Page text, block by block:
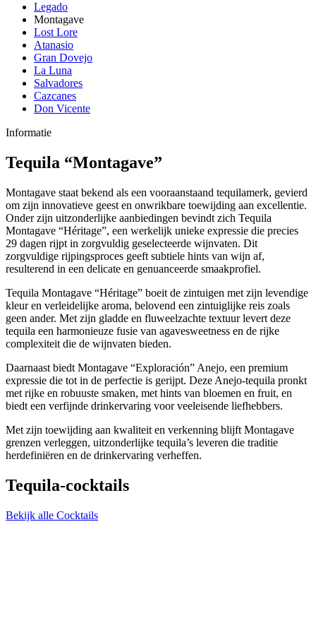
Legado
Montagave
Lost Lore
Atanasio
Gran Dovejo
La Luna
Salvadores
Cazcanes
Don Vicente
Informatie
Tequila “Montagave”
Montagave staat bekend als een vooraanstaand tequilamerk, gevierd
om zijn innovatieve geest en onwrikbare toewijding aan excellentie.
Onder zijn uitzonderlijke aanbiedingen bevindt zich Tequila
Montagave “Héritage”, een werkelijk unieke expressie die precies
29 dagen rijpt in zorgvuldig geselecteerde wijnvaten. Dit
zorgvuldige rijpingsproces geeft subtiele hints van wijn af,
resulterend in een delicate en genuanceerde smaakprofiel.
Tequila Montagave “Héritage” boeit de zintuigen met zijn levendige
kleur en verleidelijke aroma, belovend een zintuiglijke reis zoals
geen ander. Met zijn gladde en fluweelzachte textuur levert deze
tequila een harmonieuze fusie van agavesweetness en de rijke
complexiteit die de wijnvaten bieden.
Daarnaast biedt Montagave “Exploración” Anejo, een premium
expressie die tot in de perfectie is gerijpt. Deze Anejo-tequila pronkt
met rijke en robuuste smaken, met hints van bloemen en fruit, en
biedt een verfijnde drinkervaring voor veeleisende liefhebbers.
Met zijn toewijding aan kwaliteit en verkenning blijft Montagave
grenzen verleggen, uitzonderlijke tequila’s leveren die traditie
herdefiniëren en de drinkervaring verheffen.
Tequila-cocktails
Bekijk alle Cocktails